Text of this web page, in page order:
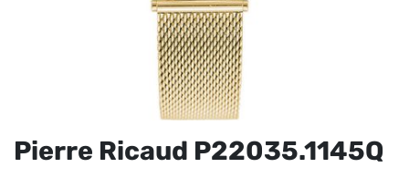
Pierre Ricaud P22035.1145Q